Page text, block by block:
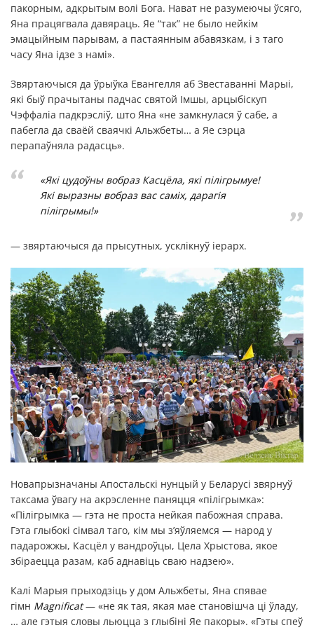
пакорным, адкрытым волі Бога. Нават не разумеючы ўсяго,
Яна працягвала давяраць. Яе “так” не было нейкім
эмацыйным парывам, а пастаянным абавязкам, і з таго
часу Яна ідзе з намі».
Звяртаючыся да ўрыўка Евангелля аб Звеставанні Марыі,
які быў прачытаны падчас святой Імшы, арцыбіскуп
Чэффаліа падкрэсліў, што Яна «не замкнулася ў сабе, а
пабегла да сваёй сваячкі Альжбеты… а Яе сэрца
перапаўняла радасць».
«Які цудоўны вобраз Касцёла, які пілігрымуе!
Які выразны вобраз вас саміх, дарагія
пілігрымы!»
— звяртаючыся да прысутных, усклікнуў іерарх.
Новапрызначаны Апостальскі нунцый у Беларусі звярнуў
таксама ўвагу на акрэсленне паняцця «пілігрымка»:
«Пілігрымка — гэта не проста нейкая пабожная справа.
Гэта глыбокі сімвал таго, кім мы з’яўляемся — народ у
падарожжы, Касцёл у вандроўцы, Цела Хрыстова, якое
збіраецца разам, каб аднавіць сваю надзею».
Калі Марыя прыходзіць у дом Альжбеты, Яна спявае
гімн Magnificat— «не як тая, якая мае становішча ці ўладу,
… але гэтыя словы льюцца з глыбіні Яе пакоры». «Гэты спеў